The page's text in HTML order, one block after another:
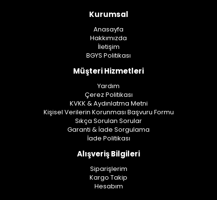
Kurumsal
Anasayfa
Hakkımızda
İletişim
BGYS Politikası
Müşteri Hizmetleri
Yardım
Çerez Politikası
KVKK & Aydınlatma Metni
Kişisel Verilerin Korunması Başvuru Formu
Sıkça Sorulan Sorular
Garanti & İade Sorgulama
İade Politikası
Alışveriş Bilgileri
Siparişlerim
Kargo Takip
Hesabım